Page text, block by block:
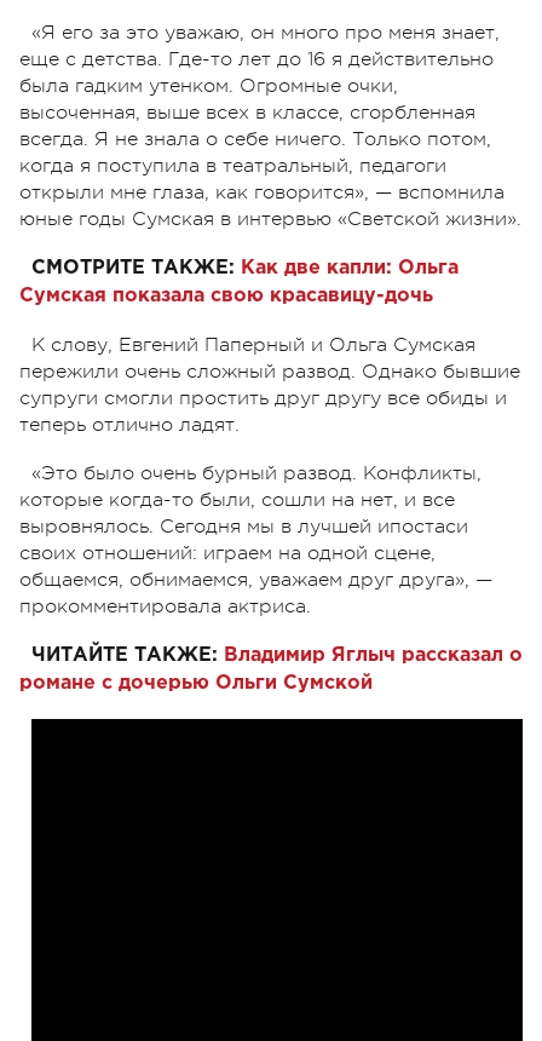
«Я его за это уважаю, он много про меня знает,
еще с детства. Где-то лет до 16 я действительно
была гадким утенком. Огромные очки,
высоченная, выше всех в классе, сгорбленная
всегда. Я не знала о себе ничего. Только потом,
когда я поступила в театральный, педагоги
открыли мне глаза, как говорится», — вспомнила
юные годы Сумская в интервью «Светской жизни».
СМОТРИТЕ ТАКЖЕ: Как две капли: Ольга
Сумская показала свою красавицу-дочь
К слову, Евгений Паперный и Ольга Сумская
пережили очень сложный развод. Однако бывшие
супруги смогли простить друг другу все обиды и
теперь отлично ладят.
«Это было очень бурный развод. Конфликты,
которые когда-то были, сошли на нет, и все
выровнялось. Сегодня мы в лучшей ипостаси
своих отношений: играем на одной сцене,
общаемся, обнимаемся, уважаем друг друга», —
прокомментировала актриса.
ЧИТАЙТЕ ТАКЖЕ: Владимир Яглыч рассказал о
романе с дочерью Ольги Сумской